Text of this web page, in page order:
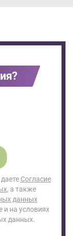
Согласие
, а также
данных
и на условиях
данных.